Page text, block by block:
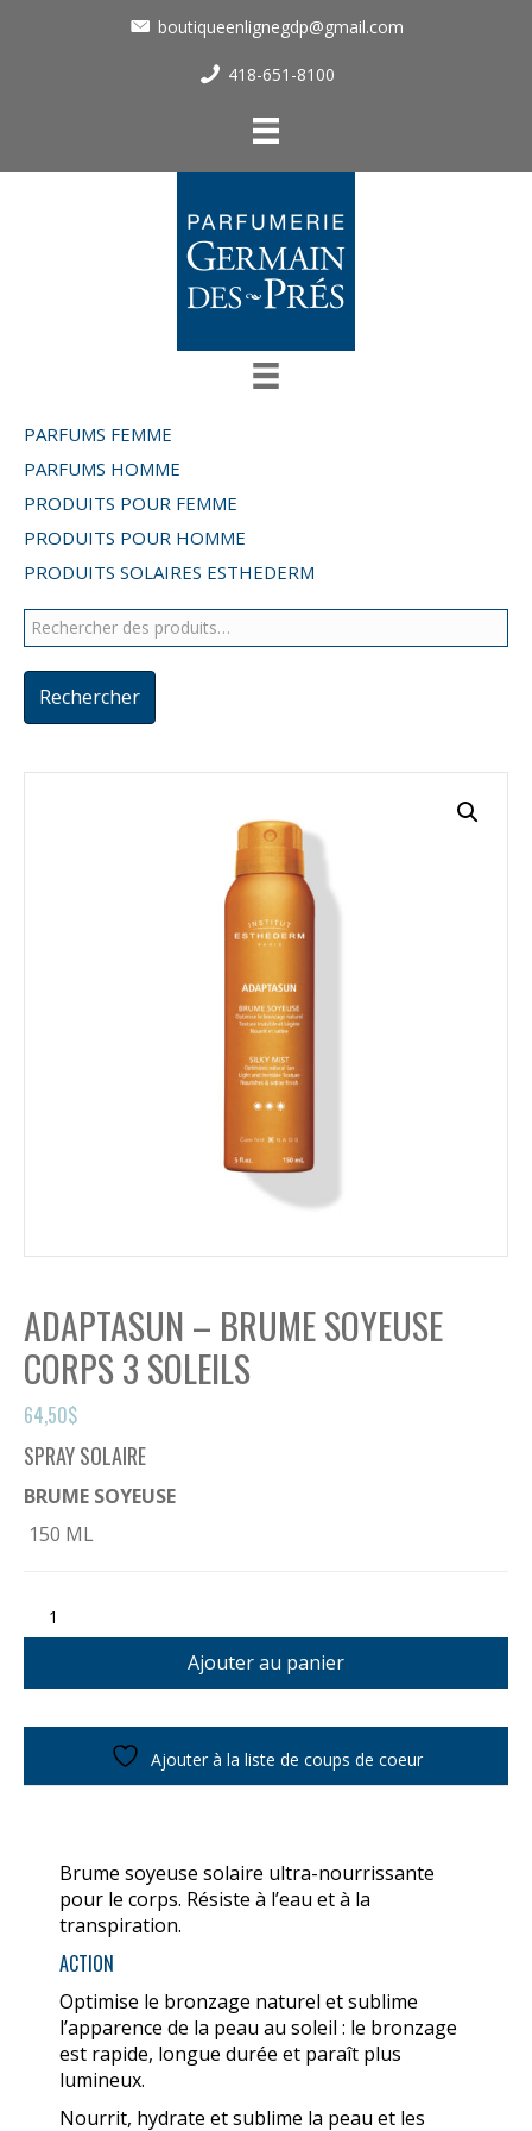
boutiqueenlignegdp@gmail.com
418-651-8100
ADAPTASUN – BRUME SOYEUSE
CORPS 3 SOLEILS
64,50$
SPRAY SOLAIRE
BRUME SOYEUSE
150 ML
quantité
de
-
3
Ajouter au panier
Ajouter à la liste de coups de coeur
Brume soyeuse solaire ultra-nourrissante
pour le corps. Résiste à l’eau et à la
transpiration.
ACTION
Optimise le bronzage naturel et sublime
l’apparence de la peau au soleil : le bronzage
est rapide, longue durée et paraît plus
lumineux.
Nourrit, hydrate et sublime la peau et les
PARFUMS FEMME
PARFUMS HOMME
PRODUITS POUR FEMME
PRODUITS POUR HOMME
PRODUITS SOLAIRES ESTHEDERM
Rechercher :
Rechercher